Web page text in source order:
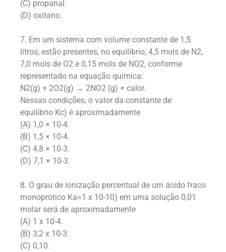
(C) propanal.
(D) oxitano.
7. Em um sistema com volume constante de 1,5
litros, estão presentes, no equilíbrio, 4,5 mols de N2,
7,0 mols de O2 e 0,15 mols de NO2, conforme
representado na equação química:
N2(g) + 2O2(g) → 2NO2 (g) + calor.
Nessas condições, o valor da constante de
equilíbrio Kc) é aproximadamente
(A) 1,0 × 10-4.
(B) 1,5 × 10-4.
(C) 4,8 × 10-3.
(D) 7,1 × 10-3.
8. O grau de ionização percentual de um ácido fraco
monoprótico Ka=1 x 10-10) em uma solução 0,01
molar será de aproximadamente
(A) 1 x 10-4.
(B) 3,2 x 10-3.
(C) 0,10.